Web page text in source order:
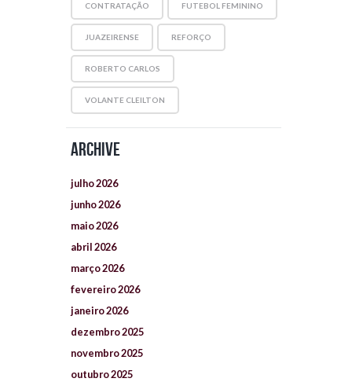
CONTRATAÇÃO FUTEBOL FEMININO
JUAZEIRENSE REFORÇO
ROBERTO CARLOS
VOLANTE CLEILTON
Archive
julho2026
junho2026
maio2026
abril2026
março2026
fevereiro2026
janeiro2026
dezembro2025
novembro2025
outubro2025